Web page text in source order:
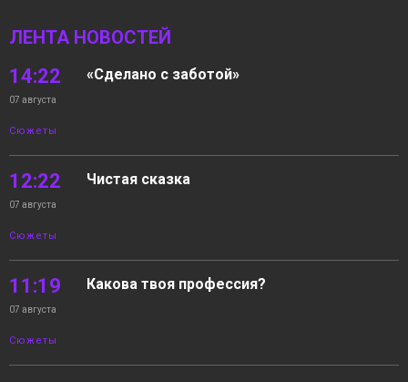
ЛЕНТА НОВОСТЕЙ
14:22
07 августа
Сюжеты
«Сделано с заботой»
12:22
07 августа
Сюжеты
Чистая сказка
11:19
07 августа
Сюжеты
Какова твоя профессия?